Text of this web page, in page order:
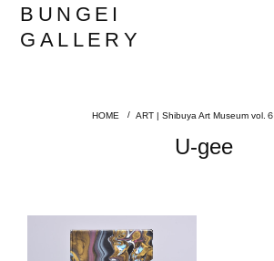
BUNGEI
GALLERY
ART | Shibuya Art Museum vol.６
U-gee